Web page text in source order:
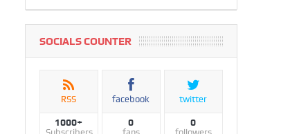
SOCIALS COUNTER
RSS
1000+
facebook
0
twitter
0